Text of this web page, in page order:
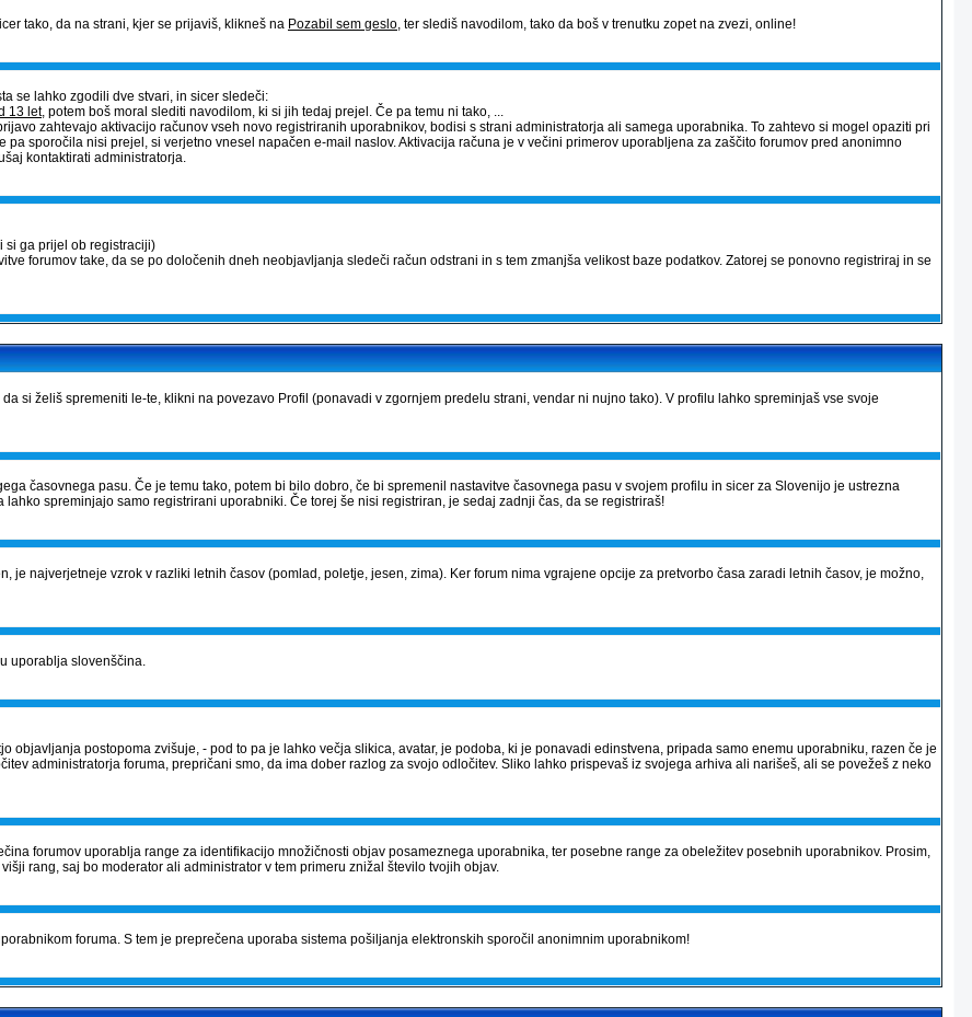
tako, da na strani, kjer se prijaviš, klikneš na Pozabil sem geslo, ter slediš navodilom, tako da boš v trenutku zopet na zvezi, online!
se lahko zgodili dve stvari, in sicer sledeči:
13 let, potem boš moral slediti navodilom, ki si jih tedaj prejel. Če pa temu ni tako, ...
zahtevajo aktivacijo računov vseh novo registriranih uporabnikov, bodisi s strani administratorja ali samega uporabnika. To zahtevo si mogel opaziti pri
sporočila nisi prejel, si verjetno vnesel napačen e-mail naslov. Aktivacija računa je v večini primerov uporabljena za zaščito forumov pred anonimno
kontaktirati administratorja.
si ga prijel ob registraciji)
forumov take, da se po določenih dneh neobjavljanja sledeči račun odstrani in s tem zmanjša velikost baze podatkov. Zatorej se ponovno registriraj in se
si želiš spremeniti le-te, klikni na povezavo Profil (ponavadi v zgornjem predelu strani, vendar ni nujno tako). V profilu lahko spreminjaš vse svoje
časovnega pasu. Če je temu tako, potem bi bilo dobro, če bi spremenil nastavitve časovnega pasu v svojem profilu in sicer za Slovenijo je ustrezna
spreminjajo samo registrirani uporabniki. Če torej še nisi registriran, je sedaj zadnji čas, da se registriraš!
je najverjetneje vzrok v razliki letnih časov (pomlad, poletje, jesen, zima). Ker forum nima vgrajene opcije za pretvorbo časa zaradi letnih časov, je možno,
uporablja slovenščina.
objavljanja postopoma zvišuje, - pod to pa je lahko večja slikica, avatar, je podoba, ki je ponavadi edinstvena, pripada samo enemu uporabniku, razen če je
administratorja foruma, prepričani smo, da ima dober razlog za svojo odločitev. Sliko lahko prispevaš iz svojega arhiva ali narišeš, ali se povežeš z neko
forumov uporablja range za identifikacijo množičnosti objav posameznega uporabnika, ter posebne range za obeležitev posebnih uporabnikov. Prosim,
rang, saj bo moderator ali administrator v tem primeru znižal število tvojih objav.
foruma. S tem je preprečena uporaba sistema pošiljanja elektronskih sporočil anonimnim uporabnikom!